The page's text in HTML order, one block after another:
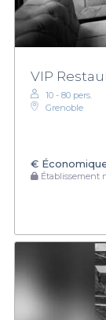
VIP
10 - 80 pers.
Grenoble
€
Établissement